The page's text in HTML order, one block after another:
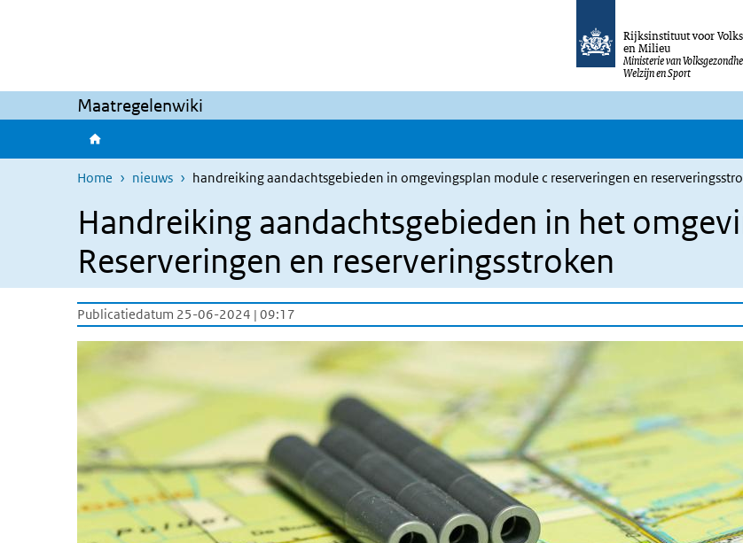
Rijksinstituut voor
en Milieu
Ministerie van
Welzijn en Sport
Maatregelenwiki
Home nieuws handreiking aandachtsgebieden in omgevingsplan module c reserveringen en
Handreiking aandachtsgebieden in het
Reserveringen en reserveringsstroken
Publicatiedatum 25-06-2024 | 09:17